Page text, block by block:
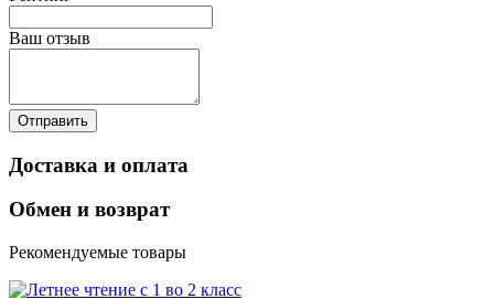
Ваш отзыв
Отправить
Доставка и оплата
Обмен и возврат
Рекомендуемые товары